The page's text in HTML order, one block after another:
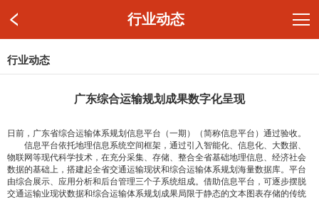
行业动态
行业动态
广东综合运输规划成果数字化呈现
日前，广东省综合运输体系规划信息平台（一期）（简称信息平台）通过验收。
信息平台依托地理信息系统空间框架，通过引入智能化、信息化、大数据、
物联网等现代科学技术，在充分采集、存储、整合全省基础地理信息、经济社会
数据的基础上，搭建起全省交通运输现状和综合运输体系规划海量数据库。平台
由综合展示、应用分析和后台管理三个子系统组成。借助信息平台，可逐步摆脱
交通运输业现状数据和综合运输体系规划成果局限于静态的文本图表存储的传统